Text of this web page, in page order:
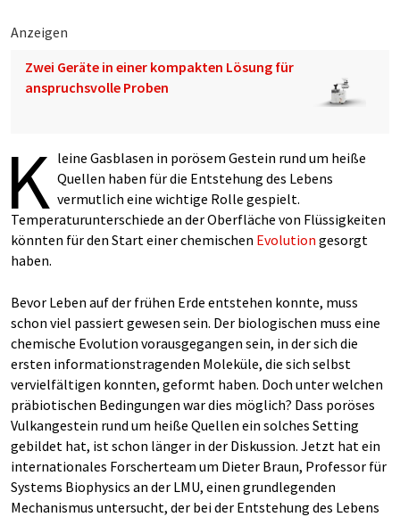
Anzeigen
Zwei Geräte in einer kompakten Lösung für
anspruchsvolle Proben
K leine Gasblasen in porösem Gestein rund um heiße
Quellen haben für die Entstehung des Lebens
vermutlich eine wichtige Rolle gespielt.
Temperaturunterschiede an der Oberfläche von Flüssigkeiten
könnten für den Start einer chemischen Evolution gesorgt
haben.
Bevor Leben auf der frühen Erde entstehen konnte, muss
schon viel passiert gewesen sein. Der biologischen muss eine
chemische Evolution vorausgegangen sein, in der sich die
ersten informationstragenden Moleküle, die sich selbst
vervielfältigen konnten, geformt haben. Doch unter welchen
präbiotischen Bedingungen war dies möglich? Dass poröses
Vulkangestein rund um heiße Quellen ein solches Setting
gebildet hat, ist schon länger in der Diskussion. Jetzt hat ein
internationales Forscherteam um Dieter Braun, Professor für
Systems Biophysics an der LMU, einen grundlegenden
Mechanismus untersucht, der bei der Entstehung des Lebens